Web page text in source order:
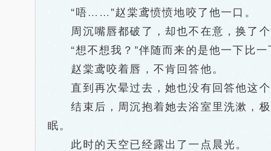
“唔……”赵棠鸢愤愤地咬了他一口。
周沉嘴唇都破了，却也不在意，换了个
“想不想我？”伴随而来的是他一下比一
赵棠鸢咬着唇，不肯回答他。
直到再次晕过去，她也没有回答他这个
结束后，周沉抱着她去浴室里洗漱，极
眠。
此时的天空已经露出了一点晨光。